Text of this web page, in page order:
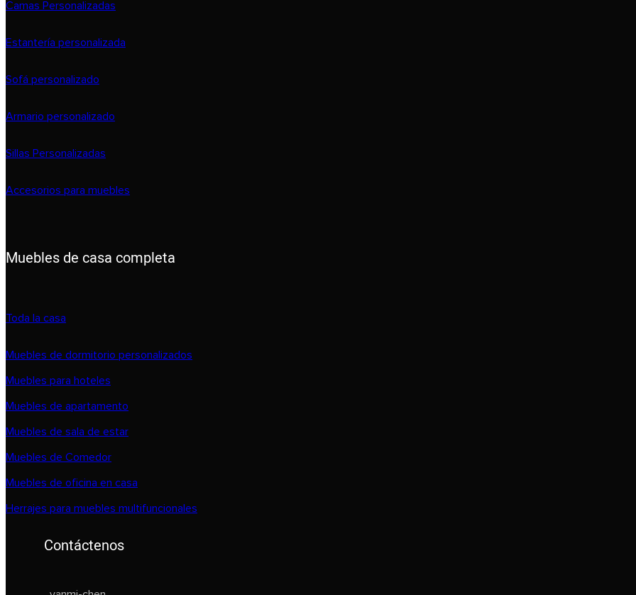
Camas Personalizadas
Estantería personalizada
Sofá personalizado
Armario personalizado
Sillas Personalizadas
Accesorios para muebles
Muebles de casa completa
Toda la casa
Muebles de dormitorio personalizados
Muebles para hoteles
Muebles de apartamento
Muebles de sala de estar
Muebles de Comedor
Muebles de oficina en casa
Herrajes para muebles multifuncionales
Contáctenos